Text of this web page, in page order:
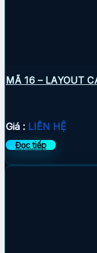
MÃ 16 – LAYOUT
Giá : LIÊN HỆ
Đọc tiếp